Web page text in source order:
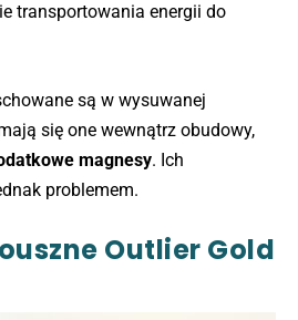
transportowania energii do
są w wysuwanej
się one wewnątrz obudowy,
magnesy. Ich
problemem.
Outlier Gold